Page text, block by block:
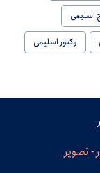
اسلیمی
وکتور اسلیمی
- تصویر